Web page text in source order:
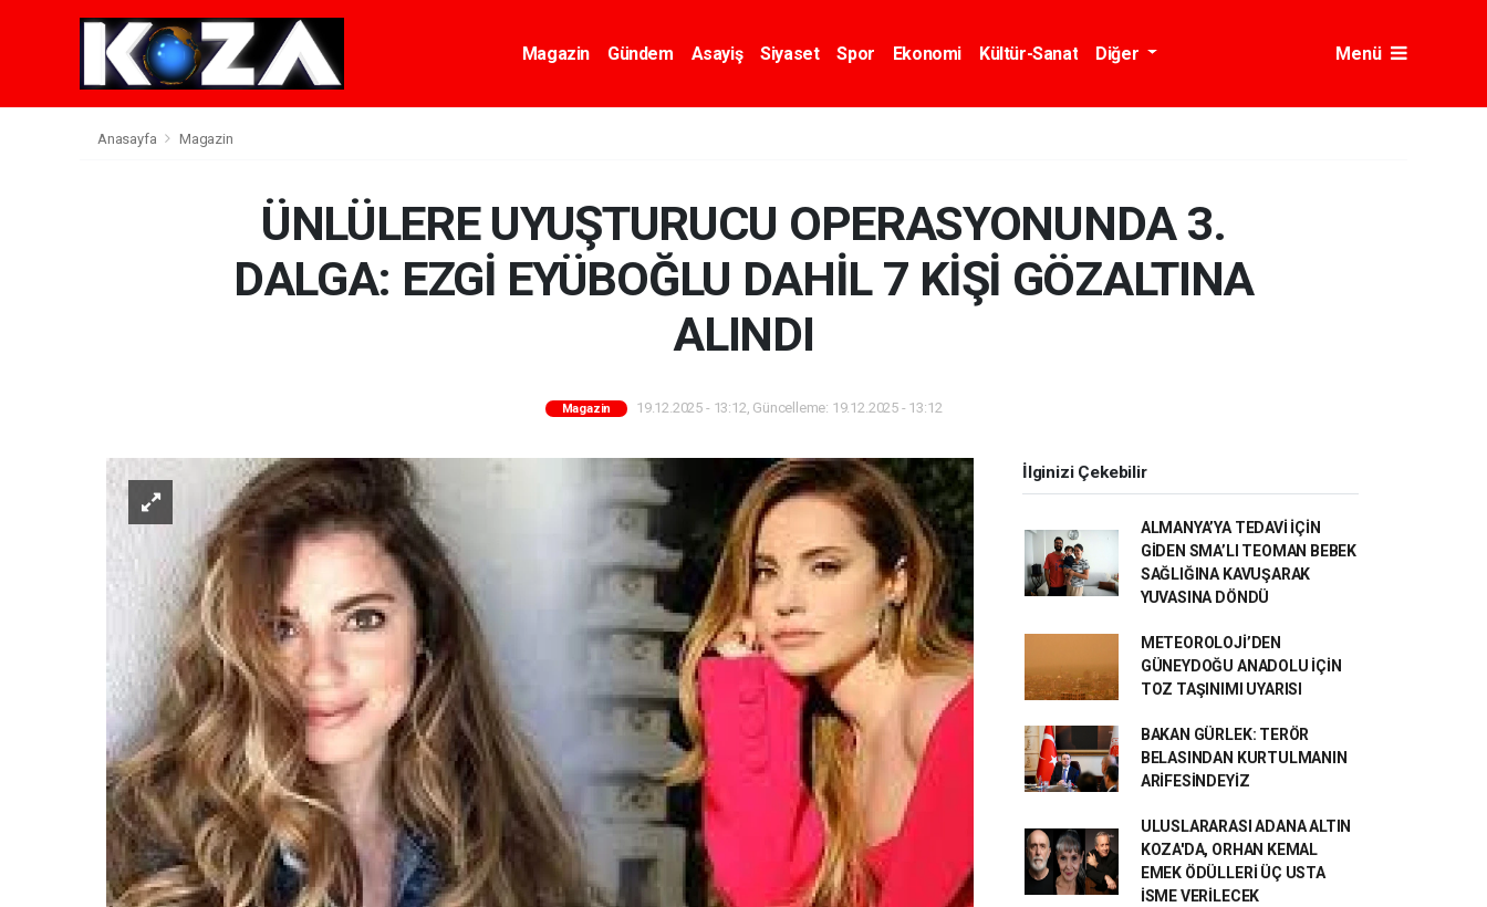
Magazin Gündem Asayiş Siyaset Spor Ekonomi Kültür-Sanat Diğer Menü
Anasayfa Magazin
ÜNLÜLERE UYUŞTURUCU OPERASYONUNDA 3.
DALGA: EZGİ EYÜBOĞLU DAHİL 7 KİŞİ GÖZALTINA
ALINDI
Magazin 19.12.2025 - 13:12, Güncelleme: 19.12.2025 - 13:12
İlginizi Çekebilir
ALMANYA’YA TEDAVİ İÇİN
GİDEN SMA’LI TEOMAN BEBEK
SAĞLIĞINA KAVUŞARAK
YUVASINA DÖNDÜ
METEOROLOJİ’DEN
GÜNEYDOĞU ANADOLU İÇİN
TOZ TAŞINIMI UYARISI
BAKAN GÜRLEK: TERÖR
BELASINDAN KURTULMANIN
ARİFESİNDEYİZ
ULUSLARARASI ADANA ALTIN
KOZA'DA, ORHAN KEMAL
EMEK ÖDÜLLERİ ÜÇ USTA
İSME VERİLECEK